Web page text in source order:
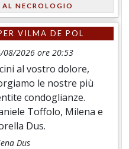
AL NECROLOGIO
VILMA DE POL
08/2026 ore 20:53
al vostro dolore,
le nostre più
condoglianze.
Toffolo, Milena e
Dus.
Dus